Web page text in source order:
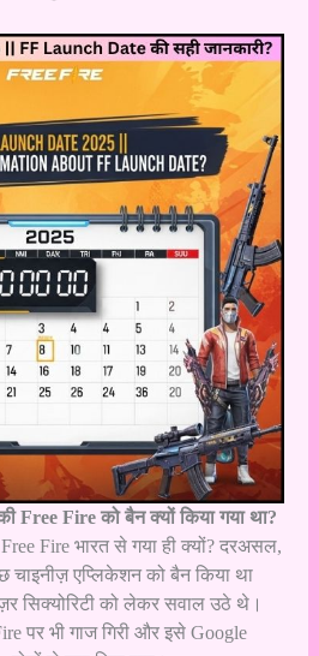
Fire को बैन क्यों किया गया था?
Fire भारत से गया ही क्यों? दरअसल,
चाइनीज़ एप्लिकेशन को बैन किया था
सिक्योरिटी को लेकर सवाल उठे थे।
पर भी गाज गिरी और इसे Google